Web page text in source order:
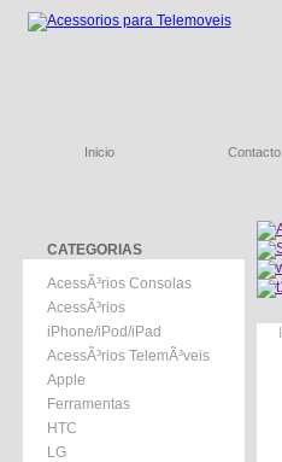
Inicio Contacto
CATEGORIAS
AcessÃ³rios Consolas
AcessÃ³rios
iPhone/iPod/iPad
AcessÃ³rios TelemÃ³veis
Apple
Ferramentas
HTC
LG